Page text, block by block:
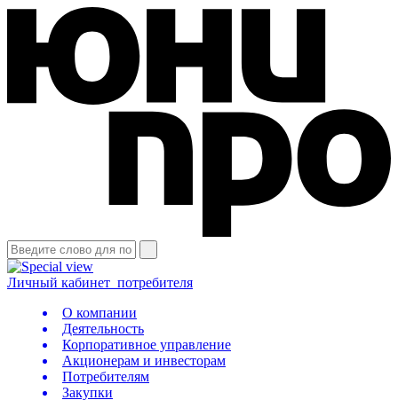
Личный кабинет потребителя
О компании
Деятельность
Корпоративное управление
Акционерам и инвесторам
Потребителям
Закупки